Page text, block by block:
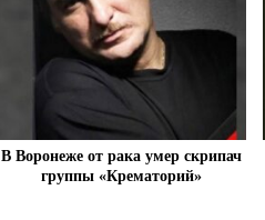
В Воронеже от рака умер скрипач
группы «‎Крематорий»‎